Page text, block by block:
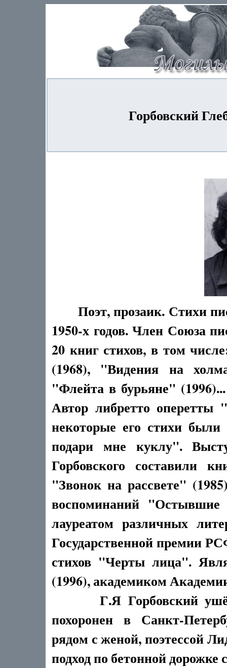
Горбовский
Поэт, прозаик. Стихи
1950-х годов. Член Союза
20 книг стихов, в том
(1968), "Видения на
"Флейта в бурьяне"
Автор либретто оперетты
некоторые его стихи
подари мне куклу".
Горбовского составили
"Звонок на рассвете"
воспоминаний "Остывшие
лауреатом различных
Государственной премии
стихов "Черты лица".
(1996), академиком
Г.Я Горбовский ушёл
похоронен в Санкт-
рядом с женой, поэтессой
подход по бетонной